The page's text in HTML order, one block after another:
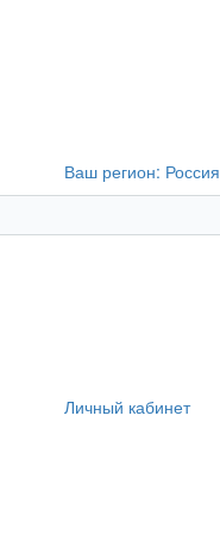
Ваш регион: Россия
Личный кабинет